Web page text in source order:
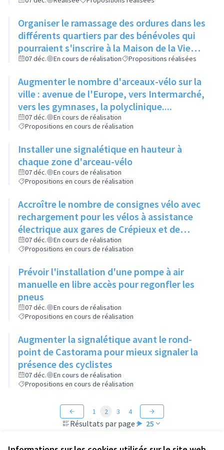
Organiser le ramassage des ordures dans les
différents quartiers par des bénévoles qui
pourraient s'inscrire à la Maison de la Vie
Locale
07 déc. En cours de réalisation Propositions réalisées
Augmenter le nombre d'arceaux-vélo sur la
ville : avenue de l'Europe, vers Intermarché,
vers les gymnases, la polyclinique....
07 déc.
En cours de réalisation
Propositions en cours de réalisation
Installer une signalétique en hauteur à
chaque zone d'arceau-vélo
07 déc.
En cours de réalisation
Propositions en cours de réalisation
Accroître le nombre de consignes vélo avec
rechargement pour les vélos à assistance
électrique aux gares de Crépieux et de
Sathonay
07 déc.
En cours de réalisation
Propositions en cours de réalisation
Prévoir l'installation d'une pompe à air
manuelle en libre accès pour regonfler les
pneus
07 déc.
En cours de réalisation
Propositions en cours de réalisation
Augmenter la signalétique avant le rond-
point de Castorama pour mieux signaler la
présence des cyclistes
07 déc.
En cours de réalisation
Propositions en cours de réalisation
Résultats par page : 25
1 2 3 4